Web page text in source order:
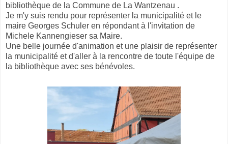
bibliothèque de la Commune de La Wantzenau .
Je m'y suis rendu pour représenter la municipalité et le
maire Georges Schuler en répondant à l'invitation de
Michele Kannengieser sa Maire.
Une belle journée d'animation et une plaisir de représenter
la municipalité et d'aller à la rencontre de toute l'équipe de
la bibliothèque avec ses bénévoles.